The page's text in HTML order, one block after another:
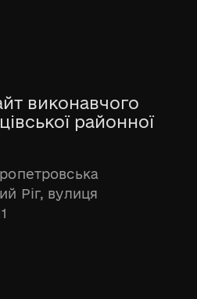
виконавчого
районної
Ріг, вулиця